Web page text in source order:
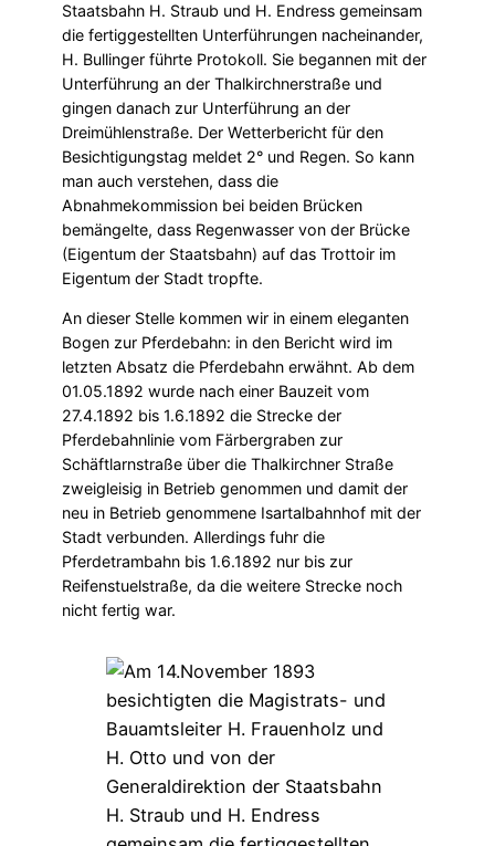
Staatsbahn H. Straub und H. Endress gemeinsam
die fertiggestellten Unterführungen nacheinander,
H. Bullinger führte Protokoll. Sie begannen mit der
Unterführung an der Thalkirchnerstraße und
gingen danach zur Unterführung an der
Dreimühlenstraße. Der Wetterbericht für den
Besichtigungstag meldet 2° und Regen. So kann
man auch verstehen, dass die
Abnahmekommission bei beiden Brücken
bemängelte, dass Regenwasser von der Brücke
(Eigentum der Staatsbahn) auf das Trottoir im
Eigentum der Stadt tropfte.
An dieser Stelle kommen wir in einem eleganten
Bogen zur Pferdebahn: in den Bericht wird im
letzten Absatz die Pferdebahn erwähnt. Ab dem
01.05.1892 wurde nach einer Bauzeit vom
27.4.1892 bis 1.6.1892 die Strecke der
Pferdebahnlinie vom Färbergraben zur
Schäftlarnstraße über die Thalkirchner Straße
zweigleisig in Betrieb genommen und damit der
neu in Betrieb genommene Isartalbahnhof mit der
Stadt verbunden. Allerdings fuhr die
Pferdetrambahn bis 1.6.1892 nur bis zur
Reifenstuelstraße, da die weitere Strecke noch
nicht fertig war.